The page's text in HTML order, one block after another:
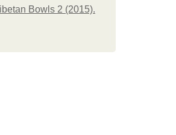
Bowls 2 (2015).